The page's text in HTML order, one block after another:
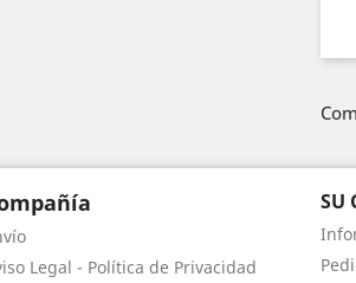
Legal - Política de Privacidad
SU